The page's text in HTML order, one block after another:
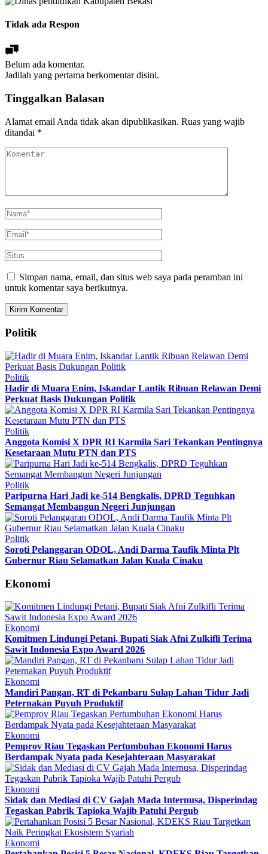
Tidak ada Respon
Belum ada komentar.
Jadilah yang pertama berkomentar disini.
Tinggalkan Balasan
Alamat email Anda tidak akan dipublikasikan. Ruas yang wajib
ditandai *
Simpan nama, email, dan situs web saya pada peramban ini
untuk komentar saya berikutnya.
Politik
Politik
Hadir di Muara Enim, Iskandar Lantik Ribuan Relawan Demi
Perkuat Basis Dukungan Politik
Politik
Anggota Komisi X DPR RI Karmila Sari Tekankan Pentingnya
Kesetaraan Mutu PTN dan PTS
Politik
Paripurna Hari Jadi ke-514 Bengkalis, DPRD Teguhkan
Semangat Membangun Negeri Junjungan
Politik
Soroti Pelanggaran ODOL, Andi Darma Taufik Minta Plt
Gubernur Riau Selamatkan Jalan Kuala Cinaku
Ekonomi
Ekonomi
Komitmen Lindungi Petani, Bupati Siak Afni Zulkifli Terima
Sawit Indonesia Expo Award 2026
Ekonomi
Mandiri Pangan, RT di Pekanbaru Sulap Lahan Tidur Jadi
Peternakan Puyuh Produktif
Ekonomi
Pemprov Riau Tegaskan Pertumbuhan Ekonomi Harus
Berdampak Nyata pada Kesejahteraan Masyarakat
Ekonomi
Sidak dan Mediasi di CV Gajah Mada Internusa, Disperindag
Tegaskan Pabrik Tapioka Wajib Patuhi Pergub
Ekonomi